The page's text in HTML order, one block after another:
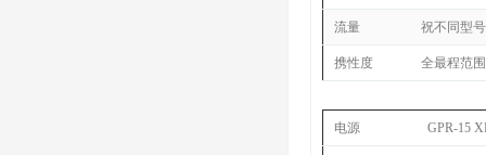
流量 祝不同型
携性度 全最程范
电源 GPR-15